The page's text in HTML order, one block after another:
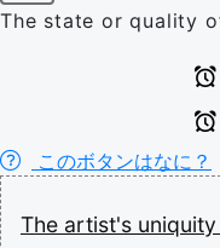
The state or quality
このボタンはなに？
The artist's uniquity